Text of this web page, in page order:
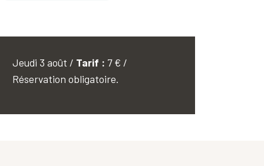
Jeudi 3 août / Tarif : 7 € /
Réservation obligatoire.